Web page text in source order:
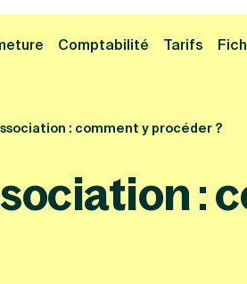
reprendre votre démarche Fermer
Comptabilité Tarifs
: comment y procéder ?
: